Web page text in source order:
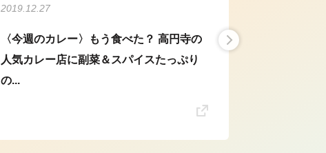
2019.12.27
〈今週のカレー〉もう食べた？ 高円寺の
人気カレー店に副菜＆スパイスたっぷり
の...